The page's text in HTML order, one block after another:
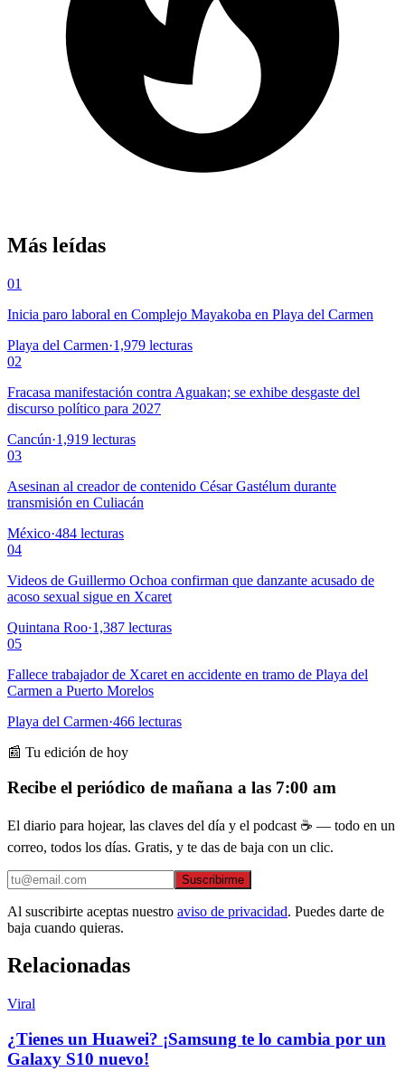
Más leídas
01
Inicia paro laboral en Complejo Mayakoba en Playa del Carmen
Playa del Carmen·1,979 lecturas
02
Fracasa manifestación contra Aguakan; se exhibe desgaste del
discurso político para 2027
Cancún·1,919 lecturas
03
Asesinan al creador de contenido César Gastélum durante
transmisión en Culiacán
México·484 lecturas
04
Videos de Guillermo Ochoa confirman que danzante acusado de
acoso sexual sigue en Xcaret
Quintana Roo·1,387 lecturas
05
Fallece trabajador de Xcaret en accidente en tramo de Playa del
Carmen a Puerto Morelos
Playa del Carmen·466 lecturas
📰 Tu edición de hoy
Recibe el periódico de mañana a las 7:00 am
El diario para hojear, las claves del día y el podcast ☕ — todo en un
correo, todos los días. Gratis, y te das de baja con un clic.
Suscribirme
Al suscribirte aceptas nuestro aviso de privacidad. Puedes darte de
baja cuando quieras.
Relacionadas
Viral
¿Tienes un Huawei? ¡Samsung te lo cambia por un
Galaxy S10 nuevo!